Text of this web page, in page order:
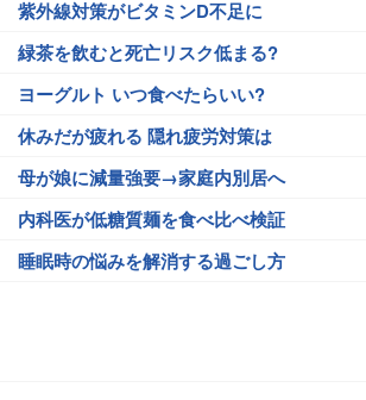
紫外線対策がビタミンD不足に
緑茶を飲むと死亡リスク低まる?
ヨーグルト いつ食べたらいい?
休みだが疲れる 隠れ疲労対策は
母が娘に減量強要→家庭内別居へ
内科医が低糖質麺を食べ比べ検証
睡眠時の悩みを解消する過ごし方